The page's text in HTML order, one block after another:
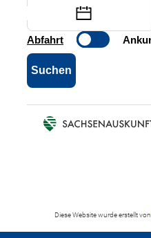
Diese Website wurde erstellt von